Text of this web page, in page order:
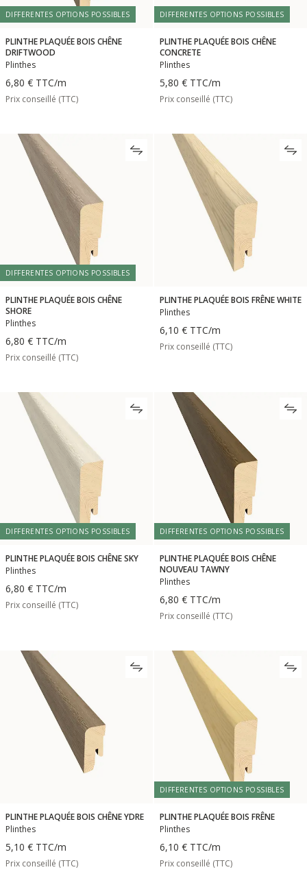
DIFFERENTES OPTIONS POSSIBLES
PLINTHE PLAQUÉE BOIS CHÊNE
DRIFTWOOD
Plinthes
6,80 € TTC/m
Prix conseillé (TTC)
DIFFERENTES OPTIONS POSSIBLES
PLINTHE PLAQUÉE BOIS CHÊNE
CONCRETE
Plinthes
5,80 € TTC/m
Prix conseillé (TTC)
DIFFERENTES OPTIONS POSSIBLES
PLINTHE PLAQUÉE BOIS CHÊNE
SHORE
Plinthes
6,80 € TTC/m
Prix conseillé (TTC)
PLINTHE PLAQUÉE BOIS FRÊNE WHITE
Plinthes
6,10 € TTC/m
Prix conseillé (TTC)
DIFFERENTES OPTIONS POSSIBLES
PLINTHE PLAQUÉE BOIS CHÊNE SKY
Plinthes
6,80 € TTC/m
Prix conseillé (TTC)
DIFFERENTES OPTIONS POSSIBLES
PLINTHE PLAQUÉE BOIS CHÊNE
NOUVEAU TAWNY
Plinthes
6,80 € TTC/m
Prix conseillé (TTC)
PLINTHE PLAQUÉE BOIS CHÊNE YDRE
Plinthes
5,10 € TTC/m
Prix conseillé (TTC)
DIFFERENTES OPTIONS POSSIBLES
PLINTHE PLAQUÉE BOIS FRÊNE
Plinthes
6,10 € TTC/m
Prix conseillé (TTC)